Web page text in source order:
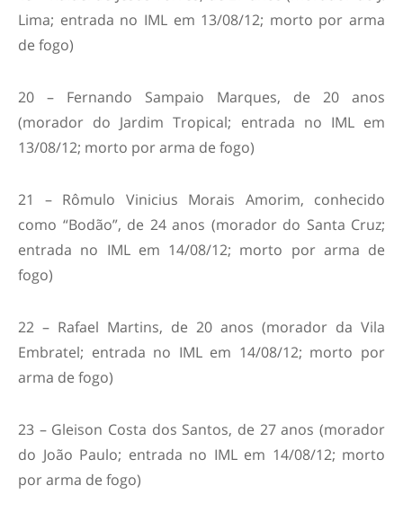
Lima; entrada no IML em 13/08/12; morto por arma
de fogo)
20 – Fernando Sampaio Marques, de 20 anos
(morador do Jardim Tropical; entrada no IML em
13/08/12; morto por arma de fogo)
21 – Rômulo Vinicius Morais Amorim, conhecido
como “Bodão”, de 24 anos (morador do Santa Cruz;
entrada no IML em 14/08/12; morto por arma de
fogo)
22 – Rafael Martins, de 20 anos (morador da Vila
Embratel; entrada no IML em 14/08/12; morto por
arma de fogo)
23 – Gleison Costa dos Santos, de 27 anos (morador
do João Paulo; entrada no IML em 14/08/12; morto
por arma de fogo)